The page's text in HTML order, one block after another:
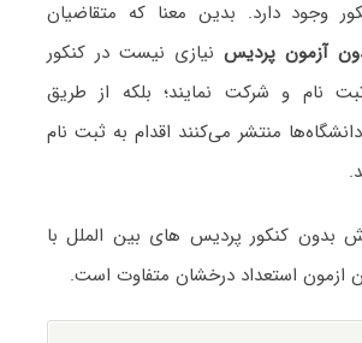
وجود دارد. بدین معنا که متقاضیان
آزمون پردیس نیازی نیست در کنکور
نام و شرکت نمایند؛ بلکه از طریق
منتشر می‌کنند اقدام به ثبت نام
بدون کنکور پردیس های بین الملل با
ازمون استعداد درخشان متفاوت است.